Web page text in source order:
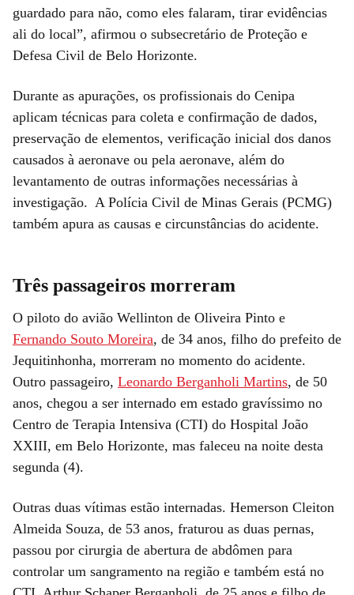
guardado para não, como eles falaram, tirar evidências
ali do local”, afirmou o subsecretário de Proteção e
Defesa Civil de Belo Horizonte.
Durante as apurações, os profissionais do Cenipa
aplicam técnicas para coleta e confirmação de dados,
preservação de elementos, verificação inicial dos danos
causados à aeronave ou pela aeronave, além do
levantamento de outras informações necessárias à
investigação. A Polícia Civil de Minas Gerais (PCMG)
também apura as causas e circunstâncias do acidente.
Três passageiros morreram
O piloto do avião Wellinton de Oliveira Pinto e
Fernando Souto Moreira, de 34 anos, filho do prefeito de
Jequitinhonha, morreram no momento do acidente.
Outro passageiro, Leonardo Berganholi Martins, de 50
anos, chegou a ser internado em estado gravíssimo no
Centro de Terapia Intensiva (CTI) do Hospital João
XXIII, em Belo Horizonte, mas faleceu na noite desta
segunda (4).
Outras duas vítimas estão internadas. Hemerson Cleiton
Almeida Souza, de 53 anos, fraturou as duas pernas,
passou por cirurgia de abertura de abdômen para
controlar um sangramento na região e também está no